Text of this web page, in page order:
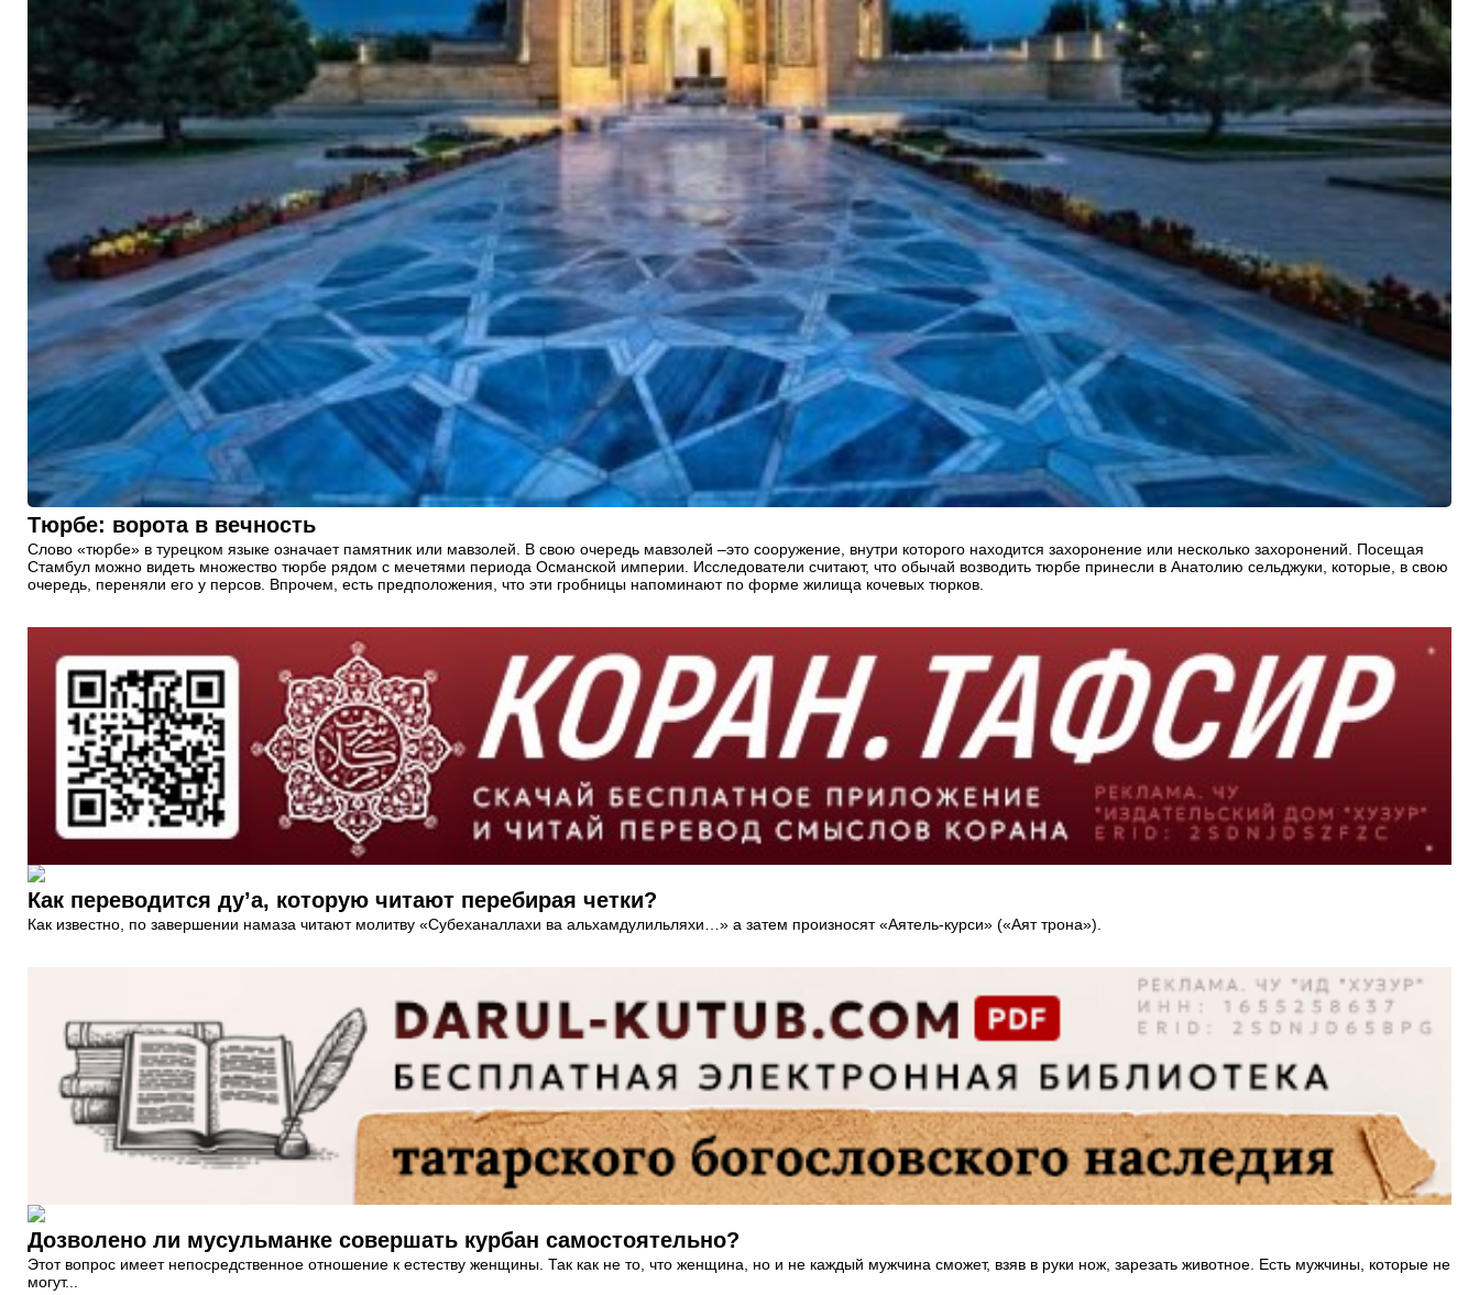
Тюрбе: ворота в вечность
Слово «тюрбе» в турецком языке означает памятник или мавзолей. В свою очередь мавзолей –это сооружение, внутри которого находится захоронение или несколько захоронений. Посещая
Стамбул можно видеть множество тюрбе рядом с мечетями периода Османской империи. Исследователи считают, что обычай возводить тюрбе принесли в Анатолию сельджуки, которые, в свою
очередь, переняли его у персов. Впрочем, есть предположения, что эти гробницы напоминают по форме жилища кочевых тюрков.
Как переводится ду’а, которую читают перебирая четки?
Как известно, по завершении намаза читают молитву «Субеханаллахи ва альхамдулильляхи…» а затем произносят «Аятель-курси» («Аят трона»).
Дозволено ли мусульманке совершать курбан самостоятельно?
Этот вопрос имеет непосредственное отношение к естеству женщины. Так как не то, что женщина, но и не каждый мужчина сможет, взяв в руки нож, зарезать животное. Есть мужчины, которые не
могут...